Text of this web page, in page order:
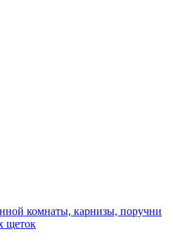
комнаты, карнизы, поручни
щеток